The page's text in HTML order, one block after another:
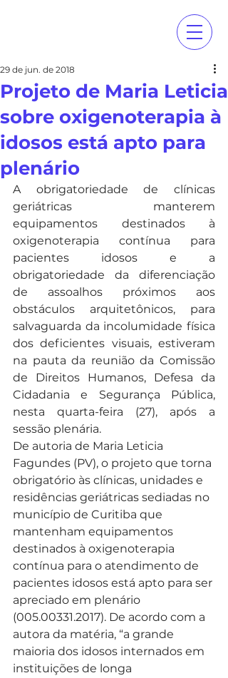
Projeto de Maria Leticia
sobre oxigenoterapia à
idosos está apto para
plenário
29 de jun. de 2018
A obrigatoriedade de clínicas
geriátricas manterem
equipamentos destinados à
oxigenoterapia contínua para
pacientes idosos e a
obrigatoriedade da diferenciação
de assoalhos próximos aos
obstáculos arquitetônicos, para
salvaguarda da incolumidade física
dos deficientes visuais, estiveram
na pauta da reunião da Comissão
de Direitos Humanos, Defesa da
Cidadania e Segurança Pública,
nesta quarta-feira (27), após a
sessão plenária.
De autoria de Maria Leticia
Fagundes (PV), o projeto que torna
obrigatório às clínicas, unidades e
residências geriátricas sediadas no
município de Curitiba que
mantenham equipamentos
destinados à oxigenoterapia
contínua para o atendimento de
pacientes idosos está apto para ser
apreciado em plenário
(005.00331.2017). De acordo com a
autora da matéria, “a grande
maioria dos idosos internados em
instituições de longa